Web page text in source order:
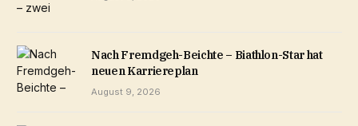
Nach Fremdgeh-Beichte – Biathlon-Star hat
neuen Karriereplan
August 9, 2026